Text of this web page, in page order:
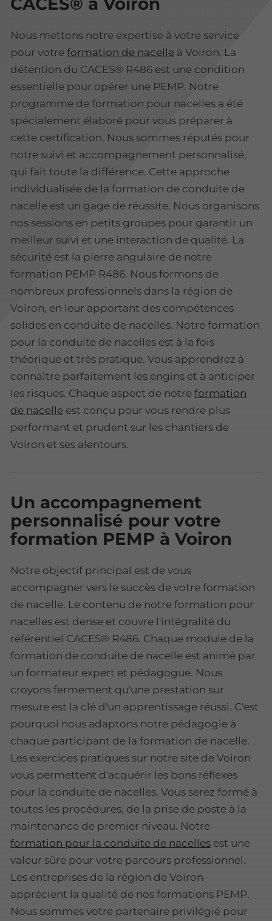
Nous mettons notre expertise à votre service
pour votre formation de nacelle à Voiron. La
détention du CACES® R486 est une condition
essentielle pour opérer une PEMP. Notre
programme de formation pour nacelles a été
spécialement élaboré pour vous préparer à
cette certification. Nous sommes réputés pour
notre suivi et accompagnement personnalisé,
qui fait toute la différence. Cette approche
individualisée de la formation de conduite de
nacelle est un gage de réussite. Nous organisons
nos sessions en petits groupes pour garantir un
meilleur suivi et une interaction de qualité. La
sécurité est la pierre angulaire de notre
formation PEMP R486. Nous formons de
nombreux professionnels dans la région de
Voiron, en leur apportant des compétences
solides en conduite de nacelles. Notre formation
pour la conduite de nacelles est à la fois
théorique et très pratique. Vous apprendrez à
connaître parfaitement les engins et à anticiper
les risques. Chaque aspect de notre formation
de nacelle est conçu pour vous rendre plus
performant et prudent sur les chantiers de
Voiron et ses alentours.
Un accompagnement
personnalisé pour votre
formation PEMP à Voiron
Notre objectif principal est de vous
accompagner vers le succès de votre formation
de nacelle. Le contenu de notre formation pour
nacelles est dense et couvre l'intégralité du
référentiel CACES® R486. Chaque module de la
formation de conduite de nacelle est animé par
un formateur expert et pédagogue. Nous
croyons fermement qu'une prestation sur
mesure est la clé d'un apprentissage réussi. C'est
pourquoi nous adaptons notre pédagogie à
chaque participant de la formation de nacelle.
Les exercices pratiques sur notre site de Voiron
vous permettent d'acquérir les bons réflexes
pour la conduite de nacelles. Vous serez formé à
toutes les procédures, de la prise de poste à la
maintenance de premier niveau. Notre
formation pour la conduite de nacelles est une
valeur sûre pour votre parcours professionnel.
Les entreprises de la région de Voiron
apprécient la qualité de nos formations PEMP.
Nous sommes votre partenaire privilégié pour